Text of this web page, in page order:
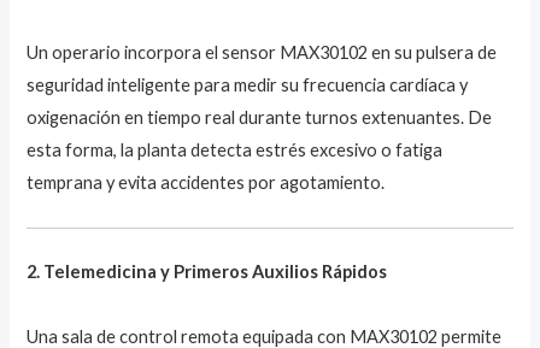
Un operario incorpora el sensor MAX30102 en su pulsera de
seguridad inteligente para medir su frecuencia cardíaca y
oxigenación en tiempo real durante turnos extenuantes. De
esta forma, la planta detecta estrés excesivo o fatiga
temprana y evita accidentes por agotamiento.
2. Telemedicina y Primeros Auxilios Rápidos
Una sala de control remota equipada con MAX30102 permite